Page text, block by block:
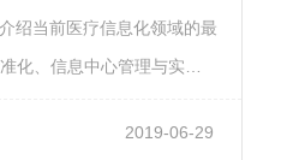
绍当前医疗信息化领域的最
化、信息中心管理与实…
2019-06-29